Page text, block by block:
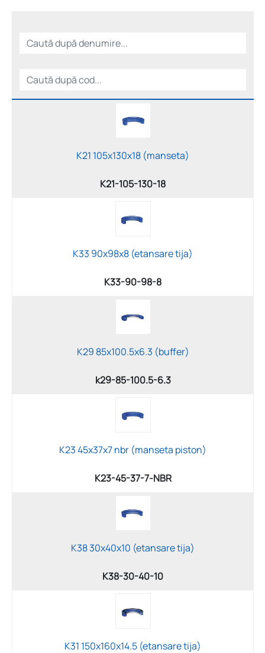
K21 105x130x18 (manseta)
K21-105-130-18
K33 90x98x8 (etansare tija)
K33-90-98-8
K29 85x100.5x6.3 (buffer)
k29-85-100.5-6.3
K23 45x37x7 nbr (manseta piston)
K23-45-37-7-NBR
K38 30x40x10 (etansare tija)
K38-30-40-10
K31 150x160x14.5 (etansare tija)